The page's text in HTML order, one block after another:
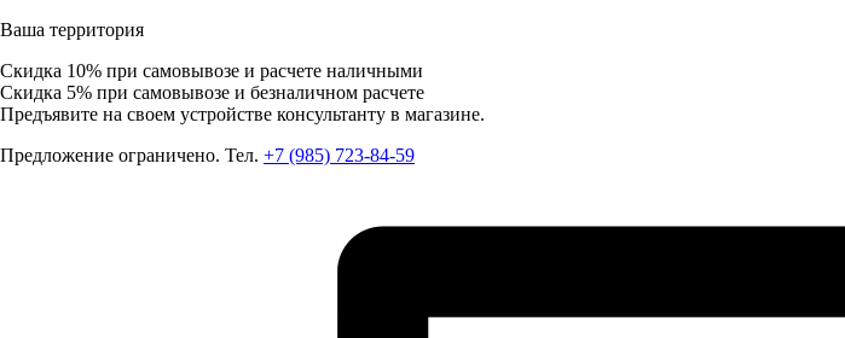
Ваша территория
Скидка 10% при самовывозе и расчете наличными
Скидка 5% при самовывозе и безналичном расчете
Предъявите на своем устройстве консультанту в магазине.
Предложение ограничено. Тел. +7 (985) 723-84-59